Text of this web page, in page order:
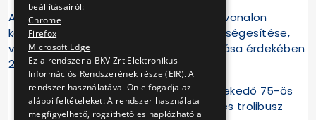
Az egyes vonalszakaszukon egyazon útvonalon
közlekedő buszok megállóhelyeinek egységesítése,
valamint az átszállási kapcsolatok javítása érdekében
2015. július 6-ától (hétfőtől)
a Puskás Ferenc Stadion M felé közlekedő 75-ös
és a Keleti pályaudvar M irányú 79-es trolibusz
beállításairól:
Chrome
Firefox
Microsoft Edge
Ez a rendszer a BKV Zrt Elektronikus
Információs Rendszerének része (EIR). A
rendszer használatával Ön elfogadja az
alábbi feltételeket: A rendszer használata
megfigyelhető, rögzithető es naplózható a